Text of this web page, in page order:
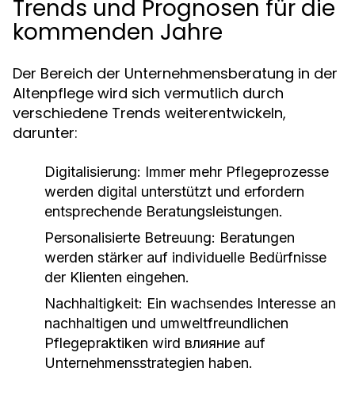
Trends und Prognosen für die
kommenden Jahre
Der Bereich der Unternehmensberatung in der
Altenpflege wird sich vermutlich durch
verschiedene Trends weiterentwickeln,
darunter:
Digitalisierung: Immer mehr Pflegeprozesse
werden digital unterstützt und erfordern
entsprechende Beratungsleistungen.
Personalisierte Betreuung: Beratungen
werden stärker auf individuelle Bedürfnisse
der Klienten eingehen.
Nachhaltigkeit: Ein wachsendes Interesse an
nachhaltigen und umweltfreundlichen
Pflegepraktiken wird влияние auf
Unternehmensstrategien haben.